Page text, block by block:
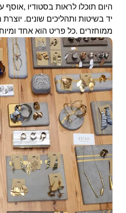
היום תוכלו לראות בסטודיו
יד בשיטות ותהליכים שונים.
ממוחזרים .כל פריט הוא אחד